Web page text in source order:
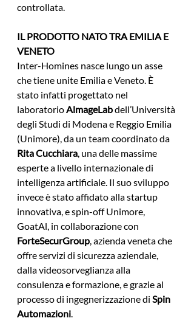
controllata.
IL PRODOTTO NATO TRA EMILIA E
VENETO
Inter-Homines nasce lungo un asse
che tiene unite Emilia e Veneto. È
stato infatti progettato nel
laboratorio AlmageLab dell’Università
degli Studi di Modena e Reggio Emilia
(Unimore), da un team coordinato da
Rita Cucchiara, una delle massime
esperte a livello internazionale di
intelligenza artificiale. Il suo sviluppo
invece è stato affidato alla startup
innovativa, e spin-off Unimore,
GoatAl, in collaborazione con
ForteSecurGroup, azienda veneta che
offre servizi di sicurezza aziendale,
dalla videosorveglianza alla
consulenza e formazione, e grazie al
processo di ingegnerizzazione di Spin
Automazioni.